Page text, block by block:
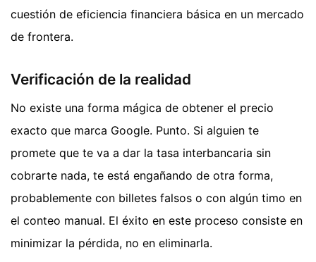
cuestión de eficiencia financiera básica en un mercado
de frontera.
Verificación de la realidad
No existe una forma mágica de obtener el precio
exacto que marca Google. Punto. Si alguien te
promete que te va a dar la tasa interbancaria sin
cobrarte nada, te está engañando de otra forma,
probablemente con billetes falsos o con algún timo en
el conteo manual. El éxito en este proceso consiste en
minimizar la pérdida, no en eliminarla.